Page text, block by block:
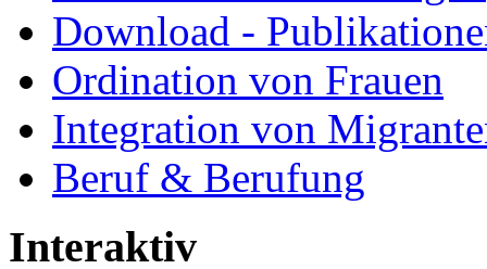
Download -
Ordination von Frauen
Integration von
Beruf & Berufung
Interaktiv